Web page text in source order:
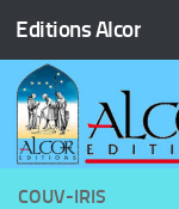
Skip to content
Editions Alcor
COUV-IRIS